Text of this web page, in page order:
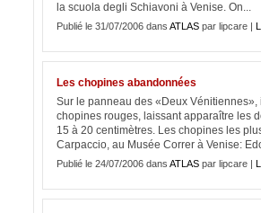
la scuola degli Schiavoni à Venise. On...
Publié le 31/07/2006 dans ATLAS par lipcare |
Les chopines abandonnées
Sur le panneau des «Deux
chopines rouges, laissant apparaître les
15 à 20 centimètres. Les chopines les
Carpaccio, au Musée Correr à Venise:
Publié le 24/07/2006 dans ATLAS par lipcare |